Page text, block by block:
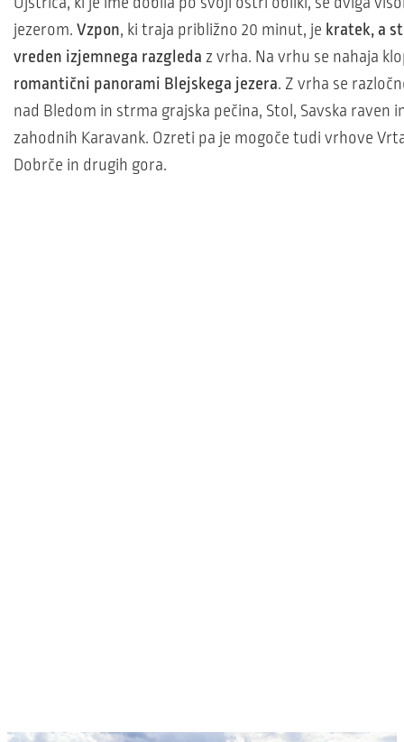
jezerom. Vzpon, ki traja približno 20 minut, je kratek, a
vreden izjemnega razgleda z vrha. Na vrhu se nahaja
romantični panorami Blejskega jezera. Z vrha se
nad Bledom in strma grajska pečina, Stol, Savska raven
zahodnih Karavank. Ozreti pa je mogoče tudi vrhove
Dobrče in drugih gora.